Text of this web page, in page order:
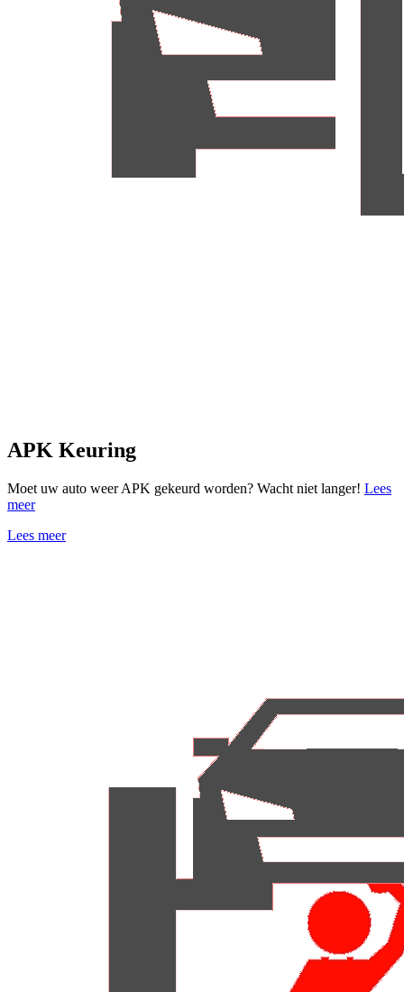
APK Keuring
Moet uw auto weer APK gekeurd worden? Wacht niet langer! Lees
meer
Lees meer